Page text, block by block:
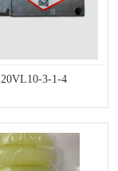
3-1-4